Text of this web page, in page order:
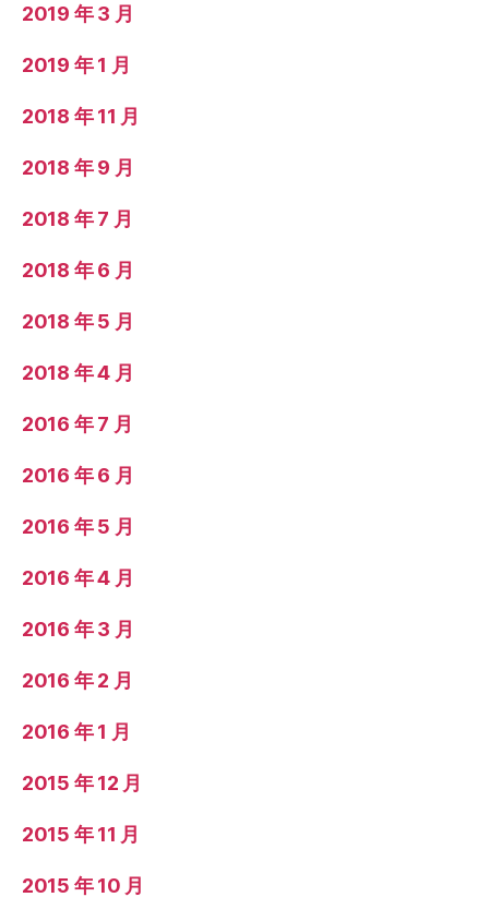
2019 年 3 月
2019 年 1 月
2018 年 11 月
2018 年 9 月
2018 年 7 月
2018 年 6 月
2018 年 5 月
2018 年 4 月
2016 年 7 月
2016 年 6 月
2016 年 5 月
2016 年 4 月
2016 年 3 月
2016 年 2 月
2016 年 1 月
2015 年 12 月
2015 年 11 月
2015 年 10 月